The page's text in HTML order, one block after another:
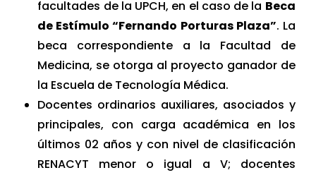
facultades de la UPCH, en el caso de la Beca
de Estímulo “Fernando Porturas Plaza”. La
beca correspondiente a la Facultad de
Medicina, se otorga al proyecto ganador de
la Escuela de Tecnología Médica.
Docentes ordinarios auxiliares, asociados y
principales, con carga académica en los
últimos 02 años y con nivel de clasificación
RENACYT menor o igual a V; docentes